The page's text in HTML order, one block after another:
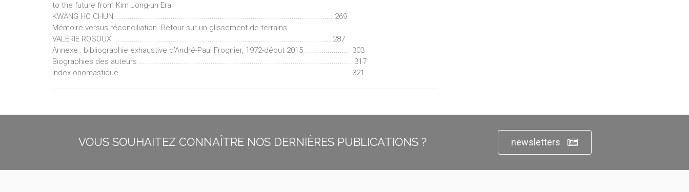
to the future from Kim Jong-un Era
KWANG HO CHUN .......................................................................................................... 269
Mémoire versus réconciliation. Retour sur un glissement de terrains
VALÉRIE ROSOUX .......................................................................................................... 287
Annexe : bibliographie exhaustive d’André-Paul Frognier, 1972-début 2015 ...................... 303
Biographies des auteurs ........................................................................................................ 317
Index onomastique ................................................................................................................ 321
VOUS SOUHAITEZ CONNAÎTRE NOS DERNIÈRES PUBLICATIONS ? newsletters